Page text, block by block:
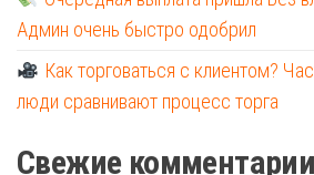
Админ очень быстро одобрил
Как торговаться с клиентом?
люди сравнивают процесс торга
Свежие комментарии